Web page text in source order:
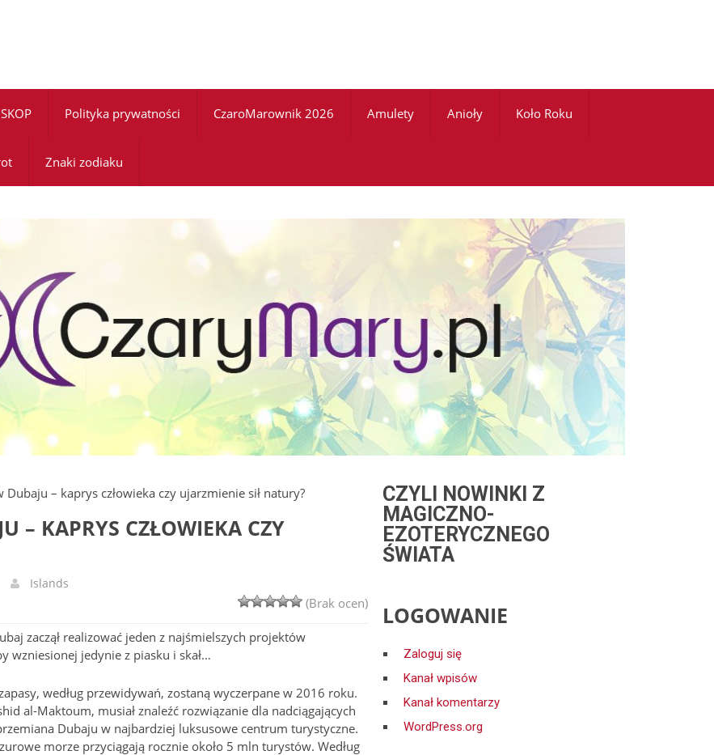
Polityka prywatności CzaroMarownik 2026 Amulety Anioły Koło Roku
Znaki zodiaku
– kaprys człowieka czy ujarzmienie sił natury?
– KAPRYS CZŁOWIEKA CZY
Islands
(Brak ocen)
zaczął realizować jeden z najśmielszych projektów
wzniesionej jedynie z piasku i skał…
według przewidywań, zostaną wyczerpane w 2016 roku.
al-Maktoum, musiał znaleźć rozwiązanie dla nadciągających
Dubaju w najbardziej luksusowe centrum turystyczne.
morze przyciągają rocznie około 5 mln turystów. Według
CZYLI NOWINKI Z
MAGICZNO-
EZOTERYCZNEGO
ŚWIATA
LOGOWANIE
Zaloguj się
Kanał wpisów
Kanał komentarzy
WordPress.org